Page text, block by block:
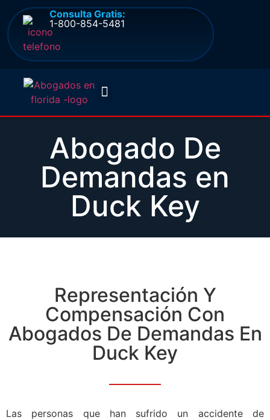
Consulta Gratis:
1-800-854-5481
Abogado De
Demandas en
Duck Key
Representación Y
Compensación Con
Abogados De Demandas En
Duck Key
Las personas que han sufrido un accidente de